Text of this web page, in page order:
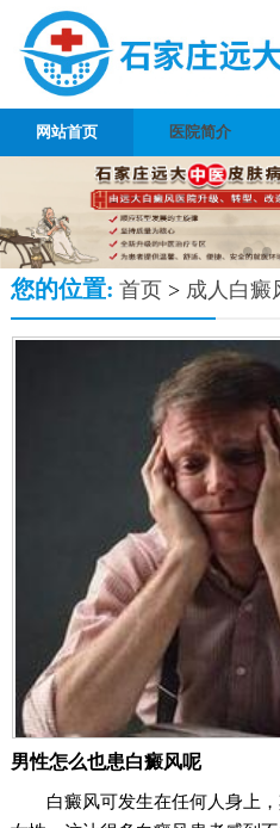
网站首页 医院简介
您的位置: 首页> 成人白癜
男性怎么也患白癜风呢
白癜风可发生在任何人身上